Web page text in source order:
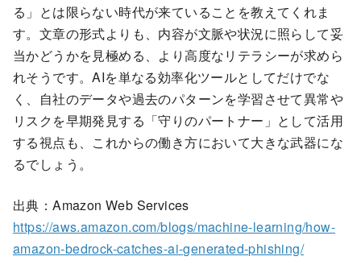
る」とは限らない時代が来ていることを教えてくれま
す。文章の形式よりも、内容が文脈や状況に照らして妥
当かどうかを見極める、より高度なリテラシーが求めら
れそうです。AIを単なる効率化ツールとしてだけでな
く、自社のデータや過去のパターンを学習させて異常や
リスクを早期発見する「守りのパートナー」として活用
する視点も、これからの働き方において大きな武器にな
るでしょう。
出典：Amazon Web Services
https://aws.amazon.com/blogs/machine-learning/how-
amazon-bedrock-catches-ai-generated-phishing/